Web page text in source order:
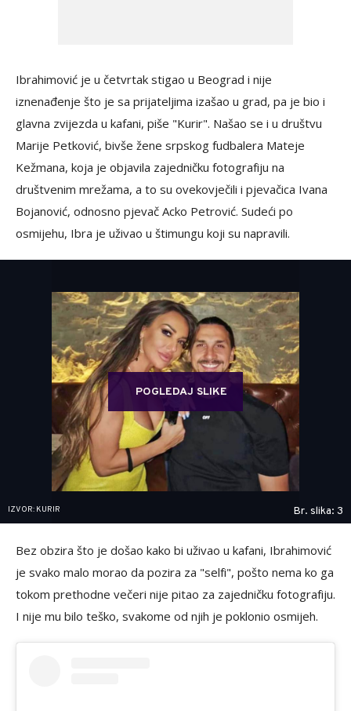
Ibrahimović je u četvrtak stigao u Beograd i nije
iznenađenje što je sa prijateljima izašao u grad, pa je bio i
glavna zvijezda u kafani, piše "Kurir". Našao se i u društvu
Marije Petković, bivše žene srpskog fudbalera Mateje
Kežmana, koja je objavila zajedničku fotografiju na
društvenim mrežama, a to su ovekovječili i pjevačica Ivana
Bojanović, odnosno pjevač Acko Petrović. Sudeći po
osmijehu, Ibra je uživao u štimungu koji su napravili.
POGLEDAJ SLIKE
IZVOR: KURIR Br. slika: 3
Bez obzira što je došao kako bi uživao u kafani, Ibrahimović
je svako malo morao da pozira za "selfi", pošto nema ko ga
tokom prethodne večeri nije pitao za zajedničku fotografiju.
I nije mu bilo teško, svakome od njih je poklonio osmijeh.